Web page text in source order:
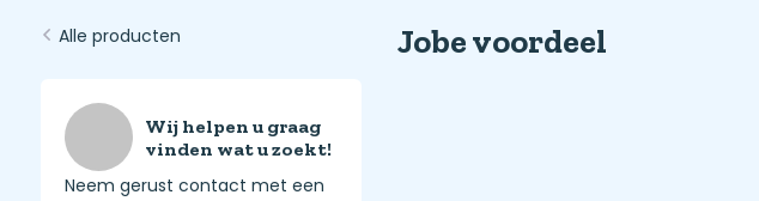
Alle producten
Wij helpen u graag
vinden wat u zoekt!
Neem gerust contact met een
Jobe voordeel